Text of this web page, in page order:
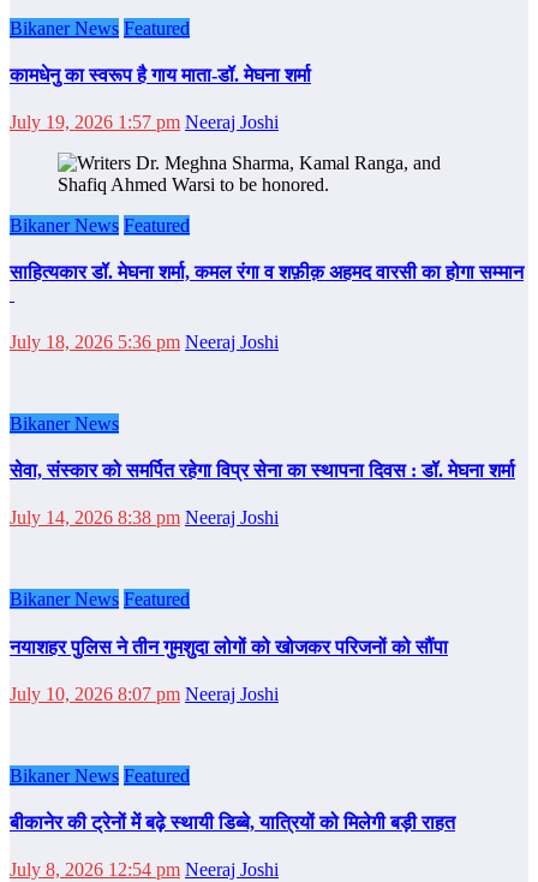
Bikaner News Featured
कामधेनु का स्वरूप है गाय माता-डॉ. मेघना शर्मा
July 19, 2026 1:57 pm Neeraj Joshi
Bikaner News Featured
साहित्‍यकार डॉ. मेघना शर्मा, कमल रंगा व शफ़ीक़ अहमद वारसी का होगा सम्‍मान
July 18, 2026 5:36 pm Neeraj Joshi
Bikaner News
सेवा, संस्कार को समर्पित रहेगा विप्र सेना का स्थापना दिवस : डॉ. मेघना शर्मा
July 14, 2026 8:38 pm Neeraj Joshi
Bikaner News Featured
नयाशहर पुलिस ने तीन गुमशुदा लोगों को खोजकर परिजनों को सौंपा
July 10, 2026 8:07 pm Neeraj Joshi
Bikaner News Featured
बीकानेर की ट्रेनों में बढ़े स्थायी डिब्बे, यात्रियों को मिलेगी बड़ी राहत
July 8, 2026 12:54 pm Neeraj Joshi